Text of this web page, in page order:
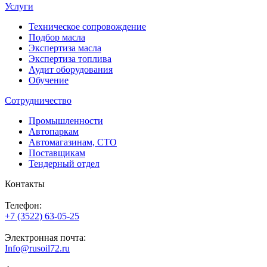
Услуги
Техническое сопровождение
Подбор масла
Экспертиза масла
Экспертиза топлива
Аудит оборудования
Обучение
Сотрудничество
Промышленности
Автопаркам
Автомагазинам, СТО
Поставщикам
Тендерный отдел
Контакты
Телефон:
+7 (3522) 63-05-25
Электронная почта:
Info@rusoil72.ru